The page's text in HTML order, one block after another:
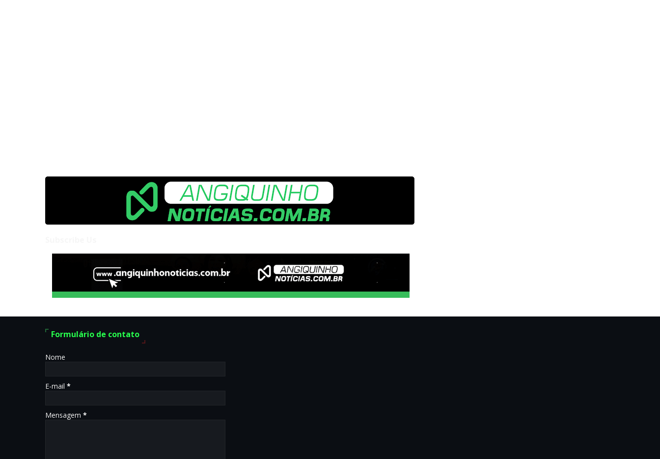
Formulário de contato
Nome
E-mail *
Mensagem *